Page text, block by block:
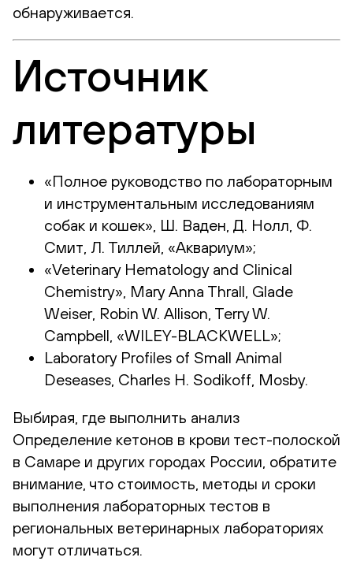
обнаруживается.
Источник
литературы
«Полное руководство по лабораторным
и инструментальным исследованиям
собак и кошек», Ш. Ваден, Д. Нолл, Ф.
Смит, Л. Тиллей, «Аквариум»;
«Veterinary Hematology and Clinical
Chemistry», Mary Anna Thrall, Glade
Weiser, Robin W. Allison, Terry W.
Campbell, «WILEY-BLACKWELL»;
Laboratory Profiles of Small Animal
Deseases, Charles H. Sodikoff, Mosby.
Выбирая, где выполнить анализ
Определение кетонов в крови тест-полоской
в Самаре и других городах России, обратите
внимание, что стоимость, методы и сроки
выполнения лабораторных тестов в
региональных ветеринарных лабораториях
могут отличаться.